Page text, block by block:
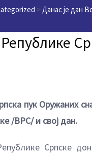
>Данас је дан
пук Оружаних
/ВРС/ и свој дан.
Српске